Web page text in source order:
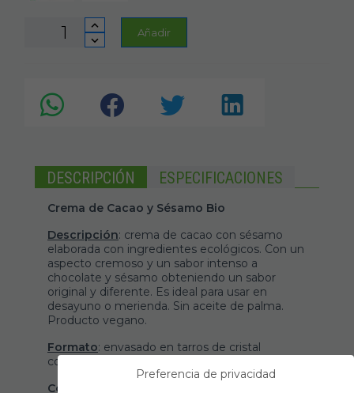
Añadir
DESCRIPCIÓN ESPECIFICACIONES
Crema de Cacao y Sésamo Bio
Descripción: crema de cacao con sésamo
elaborada con ingredientes ecológicos. Con un
aspecto cremoso y un sabor intenso a
chocolate y sésamo obteniendo un sabor
original y diferente. Es ideal para usar en
desayuno o merienda. Sin aceite de palma.
Producto vegano.
Formato: envasado en tarros de cristal
conteniendo 200g de producto.
Conservación
Preferencia de privacidad